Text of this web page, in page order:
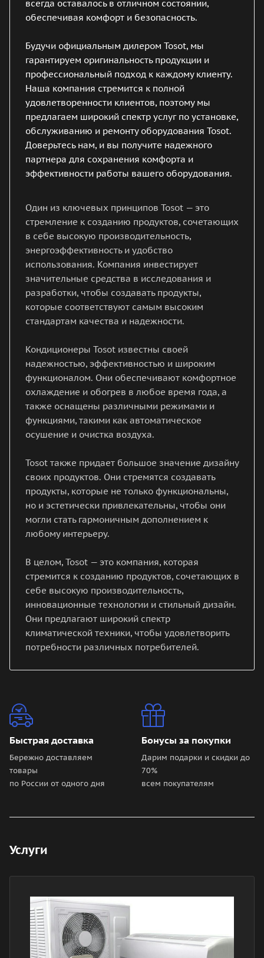
всегда оставалось в отличном состоянии,
обеспечивая комфорт и безопасность.
Будучи официальным дилером Tosot, мы
гарантируем оригинальность продукции и
профессиональный подход к каждому клиенту.
Наша компания стремится к полной
удовлетворенности клиентов, поэтому мы
предлагаем широкий спектр услуг по установке,
обслуживанию и ремонту оборудования Tosot.
Доверьтесь нам, и вы получите надежного
партнера для сохранения комфорта и
эффективности работы вашего оборудования.
Один из ключевых принципов Tosot — это
стремление к созданию продуктов, сочетающих
в себе высокую производительность,
энергоэффективность и удобство
использования. Компания инвестирует
значительные средства в исследования и
разработки, чтобы создавать продукты,
которые соответствуют самым высоким
стандартам качества и надежности.
Кондиционеры Tosot известны своей
надежностью, эффективностью и широким
функционалом. Они обеспечивают комфортное
охлаждение и обогрев в любое время года, а
также оснащены различными режимами и
функциями, такими как автоматическое
осушение и очистка воздуха.
Tosot также придает большое значение дизайну
своих продуктов. Они стремятся создавать
продукты, которые не только функциональны,
но и эстетически привлекательны, чтобы они
могли стать гармоничным дополнением к
любому интерьеру.
В целом, Tosot — это компания, которая
стремится к созданию продуктов, сочетающих в
себе высокую производительность,
инновационные технологии и стильный дизайн.
Они предлагают широкий спектр
климатической техники, чтобы удовлетворить
потребности различных потребителей.
Быстрая доставка
Бережно доставляем
товары
по России от одного дня
Бонусы за покупки
Дарим подарки и скидки до
70%
всем покупателям
Услуги